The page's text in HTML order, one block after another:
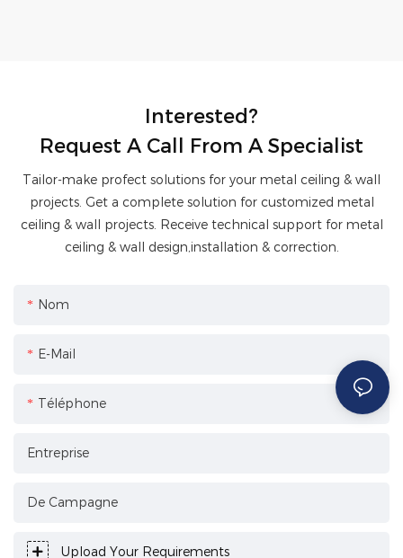
Interested?
Request A Call From A Specialist
Tailor-make profect solutions for your metal ceiling & wall
projects. Get a complete solution for customized metal
ceiling & wall projects. Receive technical support for metal
ceiling & wall design,installation & correction.
Nom
E-Mail
Téléphone
Entreprise
De Campagne
Upload Your Requirements